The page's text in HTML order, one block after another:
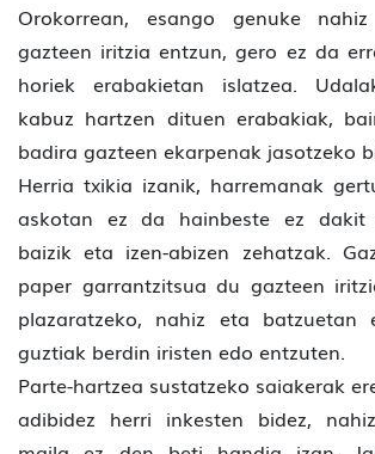
Orokorrean, esango genuke
gazteen iritzia entzun, gero ez da
horiek erabakietan islatzea.
kabuz hartzen dituen erabakiak,
badira gazteen ekarpenak jasotzeko
Herria txikia izanik, harremanak
askotan ez da hainbeste ez dakit
baizik eta izen-abizen zehatzak.
paper garrantzitsua du gazteen
plazaratzeko, nahiz eta batzuetan
guztiak berdin iristen edo entzuten.
Parte-hartzea sustatzeko saiakerak
adibidez herri inkesten bidez,